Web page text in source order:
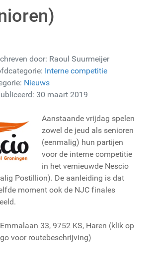
door: Raoul Suurmeijer
Interne competitie
Nieuws
30 maart 2019
Aanstaande vrijdag spelen
zowel de jeud als senioren
(eenmalig) hun partijen
voor de interne competitie
in het vernieuwde Nescio
Postillion). De aanleiding is dat
moment ook de NJC finales
33, 9752 KS, Haren (klik op
voor routebeschrijving)